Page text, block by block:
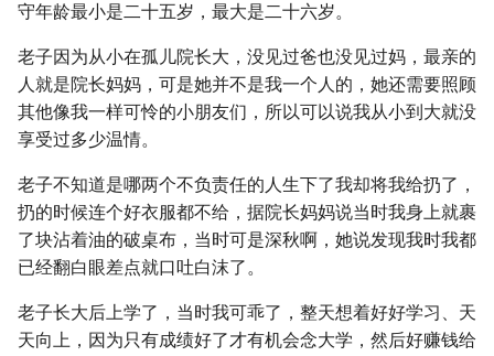
守年龄最小是二十五岁，最大是二十六岁。
老子因为从小在孤儿院长大，没见过爸也没见过妈，最亲的
人就是院长妈妈，可是她并不是我一个人的，她还需要照顾
其他像我一样可怜的小朋友们，所以可以说我从小到大就没
享受过多少温情。
老子不知道是哪两个不负责任的人生下了我却将我给扔了，
扔的时候连个好衣服都不给，据院长妈妈说当时我身上就裹
了块沾着油的破桌布，当时可是深秋啊，她说发现我时我都
已经翻白眼差点就口吐白沫了。
老子长大后上学了，当时我可乖了，整天想着好好学习、天
天向上，因为只有成绩好了才有机会念大学，然后好赚钱给